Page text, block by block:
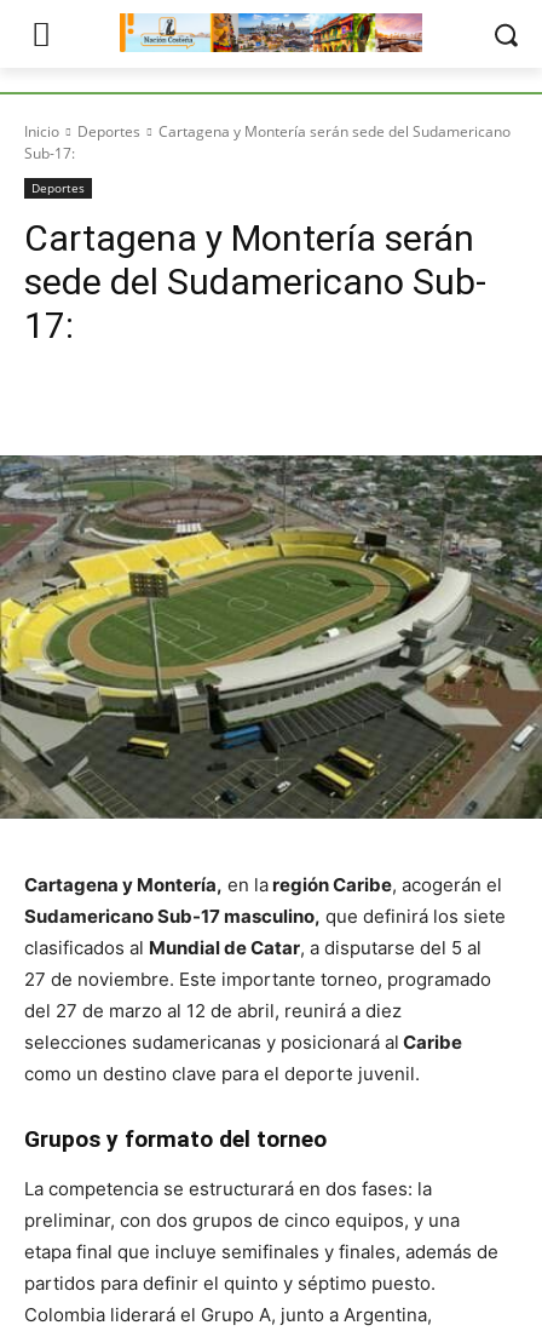
Inicio Deportes
Cartagena y Montería serán sede del Sudamericano
Sub-17:
Deportes
Cartagena y Montería serán
sede del Sudamericano Sub-
17:
Cartagena y Montería, en laregión Caribe, acogerán el
Sudamericano Sub-17 masculino, que definirá los siete
clasificados al Mundial de Catar, a disputarse del 5 al
27 de noviembre. Este importante torneo, programado
del 27 de marzo al 12 de abril, reunirá a diez
selecciones sudamericanas y posicionará al Caribe
como un destino clave para el deporte juvenil.
Grupos y formato del torneo
La competencia se estructurará en dos fases: la
preliminar, con dos grupos de cinco equipos, y una
etapa final que incluye semifinales y finales, además de
partidos para definir el quinto y séptimo puesto.
Colombia liderará el Grupo A, junto a Argentina,